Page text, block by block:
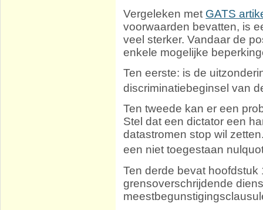
Vergeleken met GATS
voorwaarden bevatten, is
veel sterker. Vandaar de
enkele mogelijke
Ten eerste: is de
discriminatiebeginsel van
Ten tweede kan er een
Stel dat een dictator een
datastromen stop wil
een niet toegestaan
Ten derde bevat
grensoverschrijdende